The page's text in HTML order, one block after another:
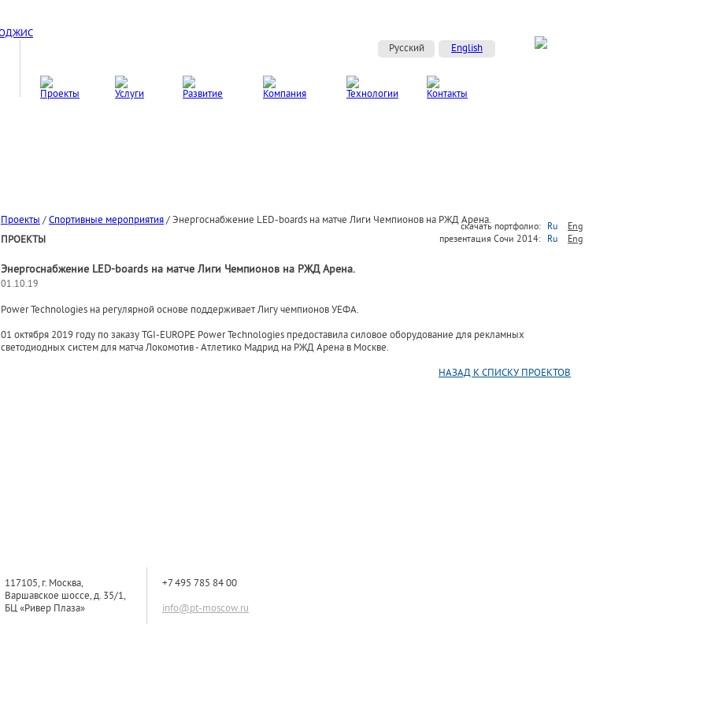
Русский English
скачать портфолио: Ru
Eng
презентация Сочи 2014: Ru Eng
Проекты /Спортивные мероприятия/Энергоснабжение LED-boards на матче Лиги Чемпионов на РЖД Арена.
ПРОЕКТЫ
Энергоснабжение LED-boards на матче Лиги Чемпионов на РЖД Арена.
01.10.19
Power Technologies на регулярной основе поддерживает Лигу чемпионов УЕФА.
01 октября 2019 году по заказу TGI-EUROPE Power Technologies предоставила силовое оборудование для рекламных
светодиодных систем для матча Локомотив - Атлетико Мадрид на РЖД Арена в Москве.
НАЗАД К СПИСКУ ПРОЕКТОВ
117105, г. Москва,
Варшавское шоссе, д. 35/1,
БЦ «Ривер Плаза»
+7 495 785 84 00
info@pt-moscow.ru